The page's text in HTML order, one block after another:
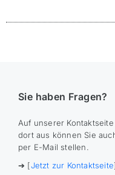
Sie haben Fragen?
Auf unserer
dort aus können Sie
per E-Mail stellen.
➔ [Jetzt zur Kontaktseite]